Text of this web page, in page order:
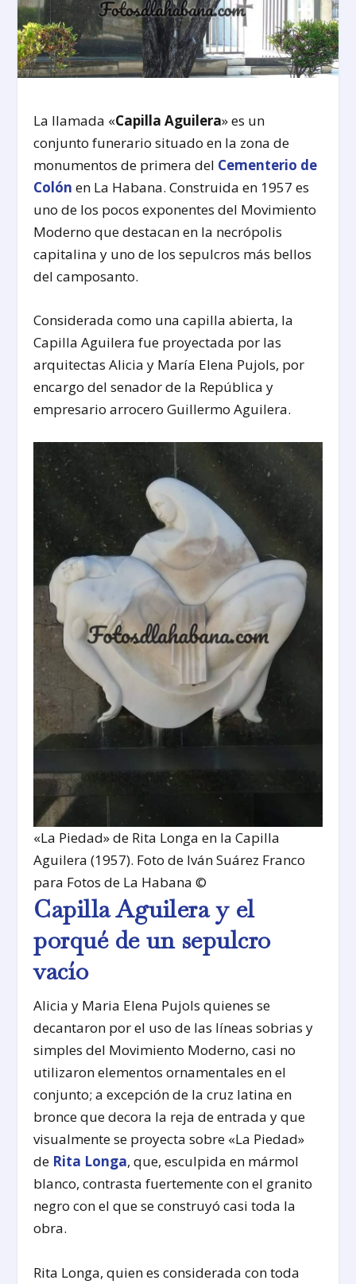
La llamada «Capilla Aguilera» es un
conjunto funerario situado en la zona de
monumentos de primera del Cementerio de
Colón en La Habana. Construida en 1957 es
uno de los pocos exponentes del Movimiento
Moderno que destacan en la necrópolis
capitalina y uno de los sepulcros más bellos
del camposanto.
Considerada como una capilla abierta, la
Capilla Aguilera fue proyectada por las
arquitectas Alicia y María Elena Pujols, por
encargo del senador de la República y
empresario arrocero Guillermo Aguilera.
«La Piedad» de Rita Longa en la Capilla
Aguilera (1957). Foto de Iván Suárez Franco
para Fotos de La Habana ©
Capilla Aguilera y el
porqué de un sepulcro
vacío
Alicia y Maria Elena Pujols quienes se
decantaron por el uso de las líneas sobrias y
simples del Movimiento Moderno, casi no
utilizaron elementos ornamentales en el
conjunto; a excepción de la cruz latina en
bronce que decora la reja de entrada y que
visualmente se proyecta sobre «La Piedad»
de Rita Longa, que, esculpida en mármol
blanco, contrasta fuertemente con el granito
negro con el que se construyó casi toda la
obra.
Rita Longa, quien es considerada con toda